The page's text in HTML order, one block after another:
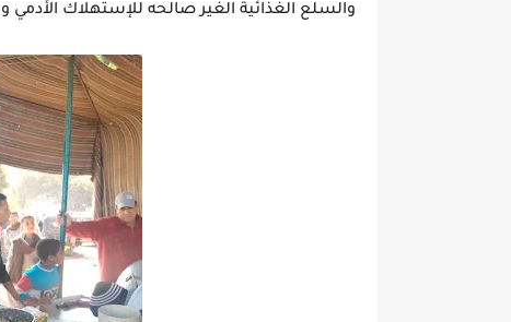
والسلع الغذائية الغير صالحه للإستهلاك الأدمي